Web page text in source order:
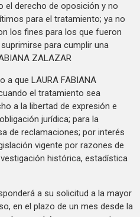
el derecho de oposición y no
para el tratamiento; ya no
los fines para los que fueron
para cumplir una
ZALAZAR
a que LAURA FABIANA
el tratamiento sea
a la libertad de expresión e
jurídica; para la
de reclamaciones; por interés
vigente por razones de
histórica, estadística
a su solicitud a la mayor
en el plazo de un mes desde la